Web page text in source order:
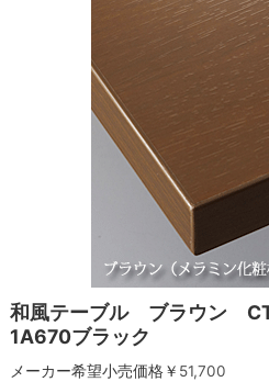
和風テーブル ブラウン
1A670ブラック
メーカー希望小売価格￥ 51,700